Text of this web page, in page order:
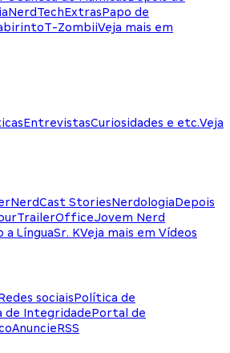
NerdTechExtrasPapo de
T-ZombiiVeja mais em
EntrevistasCuriosidades e etc.Veja
NerdCast StoriesNerdologiaDepois
TrailerOfficeJovem Nerd
a LínguaSr. KVeja mais em Vídeos
sociaisPolítica de
de IntegridadePortal de
AnuncieRSS